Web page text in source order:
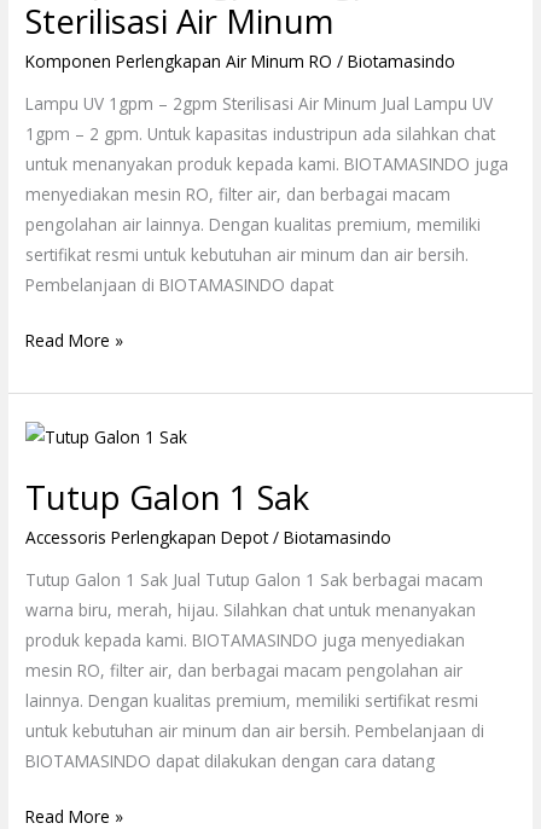
Sterilisasi Air Minum
Komponen Perlengkapan Air Minum RO /Biotamasindo
Lampu UV 1gpm – 2gpm Sterilisasi Air Minum Jual Lampu UV
1gpm – 2 gpm. Untuk kapasitas industripun ada silahkan chat
untuk menanyakan produk kepada kami. BIOTAMASINDO juga
menyediakan mesin RO, filter air, dan berbagai macam
pengolahan air lainnya. Dengan kualitas premium, memiliki
sertifikat resmi untuk kebutuhan air minum dan air bersih.
Pembelanjaan di BIOTAMASINDO dapat
–
2gpm
Sterilisasi
Air
Minum
Read More »
Tutup Galon 1 Sak
Accessoris Perlengkapan Depot/Biotamasindo
Tutup Galon 1 Sak Jual Tutup Galon 1 Sak berbagai macam
warna biru, merah, hijau. Silahkan chat untuk menanyakan
produk kepada kami. BIOTAMASINDO juga menyediakan
mesin RO, filter air, dan berbagai macam pengolahan air
lainnya. Dengan kualitas premium, memiliki sertifikat resmi
untuk kebutuhan air minum dan air bersih. Pembelanjaan di
BIOTAMASINDO dapat dilakukan dengan cara datang
Tutup
1
Read More »